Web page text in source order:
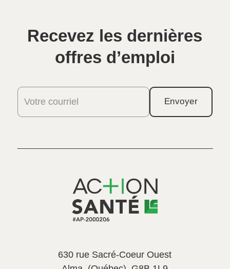
Recevez les dernières
offres d’emploi
Votre courriel Envoyer
630 rue Sacré-Coeur Ouest